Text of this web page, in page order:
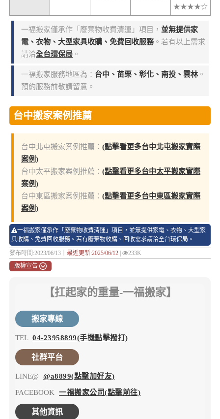
★★★★☆
一福搬家僅承作「廢棄物收費清運」項目， 並無提供家
電、衣物、大型家具收購、免費回收服務。若有以上需求
請洽全台環保局 。
一福搬家服務地區為： 台中、苗栗、彰化、南投、雲林 。
預約服務前敬請留意。
台中搬家案例推薦
台中北屯搬家案例推薦：(點擊看更多台中北屯搬家實際
案例)
台中太平搬家案例推薦：(點擊看更多台中太平搬家實際
案例)
台中東區搬家案例推薦：(點擊看更多台中東區搬家實際
案例)
一福搬家僅承作「廢棄物收費清運」項目，並無提供家電、衣物、大型家
具收購、免費回收服務。若有廢棄物收購、回收需求請洽全台環保局。
發布時間:2023/06/13｜ 最近更新:2025/06/12|
233K
版權宣告
【扛起家的重量-一福搬家】
搬家專線
TEL 04-23958899(手機點擊撥打)
社群平台
LINE@ @a8899(點擊加好友)
FACEBOOK 一福搬家公司(點擊前往)
其他資訊